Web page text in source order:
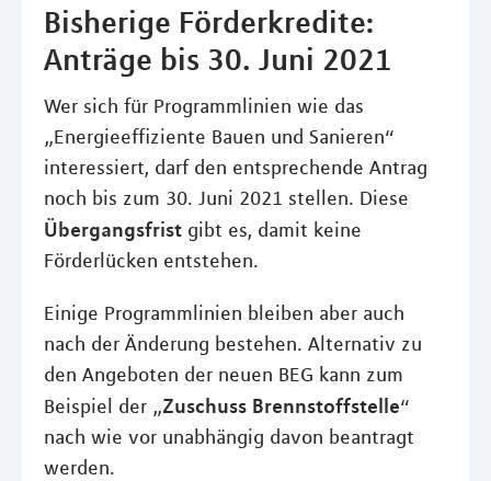
Bisherige Förderkredite:
Anträge bis 30. Juni 2021
Wer sich für Programmlinien wie das
„Energieeffiziente Bauen und Sanieren“
interessiert, darf den entsprechende Antrag
noch bis zum 30. Juni 2021 stellen. Diese
Übergangsfrist gibt es, damit keine
Förderlücken entstehen.
Einige Programmlinien bleiben aber auch
nach der Änderung bestehen. Alternativ zu
den Angeboten der neuen BEG kann zum
Beispiel der „Zuschuss Brennstoffstelle“
nach wie vor unabhängig davon beantragt
werden.